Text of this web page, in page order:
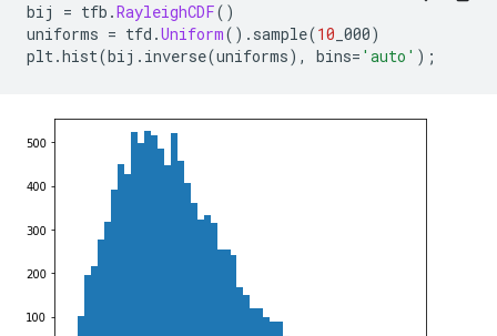
bij = tfb .RayleighCDF()
uniforms = tfd .Uniform(). sample(10 _000)
plt.hist(bij . inverse(uniforms), bins= 'auto' );